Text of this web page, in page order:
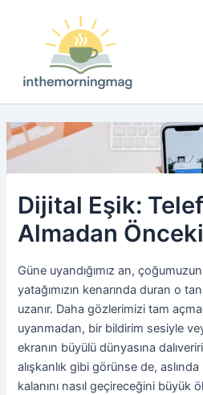
Dijital Eşik:
Almadan
Güne uyandığımız an,
yatağımızın kenarında duran o
uzanır. Daha gözlerimizi tam
uyanmadan, bir bildirim sesiyle
ekranın büyülü dünyasına
alışkanlık gibi görünse de,
kalanını nasıl geçireceğini büyük